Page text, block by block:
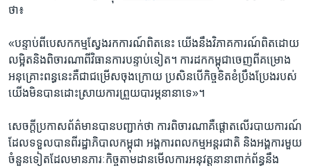
ថា៖
«បន្ទាប់ពី​បេសកកម្ម​ស្វែងរក​ការណ៍​ពិត​នេះ​ យើង​នឹង​វិភាគ​ការណ៍​ពិត​ដោយ​
លម្អិត​និង​ពិចារណា​ពី​វិធានការ​បន្ទាប់​ទៀត។ ការ​ដក​កម្ពុជា​ចេញពី​គម្រោង​
អនុគ្រោះពន្ធ​នេះ​គឺ​ជា​ជម្រើស​ចុងក្រោយ​ ប្រសិន​បើ​កិច្ច​ខិតខំ​ប្រឹងប្រែង​របស់​
យើង​មិន​បាន​ដោះស្រាយ​ការ​ព្រួយបារម្ភ​នានា​ទេ‍»។
​សេចក្តី​ប្រកាស​ព័ត៌មានបាន​បញ្ជាក់​ថា ​ការពិចារណា​គឺផ្តោត​លើ​របាយការណ៍​
ដែល​ទទួល​បាន​ពី​រដ្ឋាភិបាល​កម្ពុជា ​អង្គការ​ពលកម្ម​អន្តរជាតិ និង​អង្គការ​មួយ​
ចំនួន​ទៀត​ដែល​មាន​ភារៈកិច្ច​តាមដាន​មើល​ការ​អនុវត្ត​នានា​ពាក់​ព័ន្ធ​នឹង​